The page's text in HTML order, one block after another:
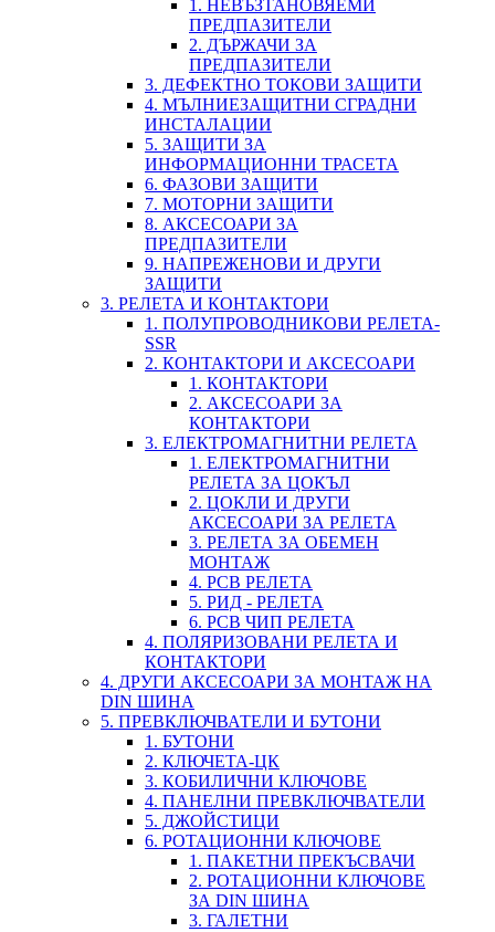
1. НЕВЪЗТАНОВЯЕМИ
ПРЕДПАЗИТЕЛИ
2. ДЪРЖАЧИ ЗА
ПРЕДПАЗИТЕЛИ
3. ДЕФЕКТНО ТОКОВИ ЗАЩИТИ
4. МЪЛНИЕЗАЩИТНИ СГРАДНИ
ИНСТАЛАЦИИ
5. ЗАЩИТИ ЗА
ИНФОРМАЦИОННИ ТРАСЕТА
6. ФАЗОВИ ЗАЩИТИ
7. МОТОРНИ ЗАЩИТИ
8. АКСЕСОАРИ ЗА
ПРЕДПАЗИТЕЛИ
9. НАПРЕЖЕНОВИ И ДРУГИ
ЗАЩИТИ
3. РЕЛЕТА И КОНТАКТОРИ
1. ПОЛУПРОВОДНИКОВИ РЕЛЕТА-
SSR
2. КОНТАКТОРИ И АКСЕСОАРИ
1. КОНТАКТОРИ
2. АКСЕСОАРИ ЗА
КОНТАКТОРИ
3. ЕЛЕКТРОМАГНИТНИ РЕЛЕТА
1. ЕЛЕКТРОМАГНИТНИ
РЕЛЕТА ЗА ЦОКЪЛ
2. ЦОКЛИ И ДРУГИ
АКСЕСОАРИ ЗА РЕЛЕТА
3. РЕЛЕТА ЗА ОБЕМЕН
МОНТАЖ
4. PCB РЕЛЕТА
5. РИД - РЕЛЕТА
6. PCB ЧИП РЕЛЕТА
4. ПОЛЯРИЗОВАНИ РЕЛЕТА И
КОНТАКТОРИ
4. ДРУГИ АКСЕСОАРИ ЗА МОНТАЖ НА
DIN ШИНА
5. ПРЕВКЛЮЧВАТЕЛИ И БУТОНИ
1. БУТОНИ
2. КЛЮЧЕТА-ЦК
3. КОБИЛИЧНИ КЛЮЧОВЕ
4. ПАНЕЛНИ ПРЕВКЛЮЧВАТЕЛИ
5. ДЖОЙСТИЦИ
6. РОТАЦИОННИ КЛЮЧОВЕ
1. ПАКЕТНИ ПРЕКЪСВАЧИ
2. РОТАЦИОННИ КЛЮЧОВЕ
ЗА DIN ШИНА
3. ГАЛЕТНИ